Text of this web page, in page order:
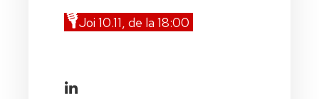
🎙️Joi 10.11, de la 18:00